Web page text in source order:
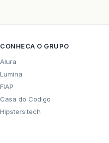
CONHECA O GRUPO
Alura
Lumina
FIAP
Casa do Codigo
Hipsters.tech